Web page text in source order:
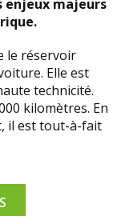
enjeux majeurs
le réservoir
Elle est
technicité.
kilomètres. En
il est tout-à-fait